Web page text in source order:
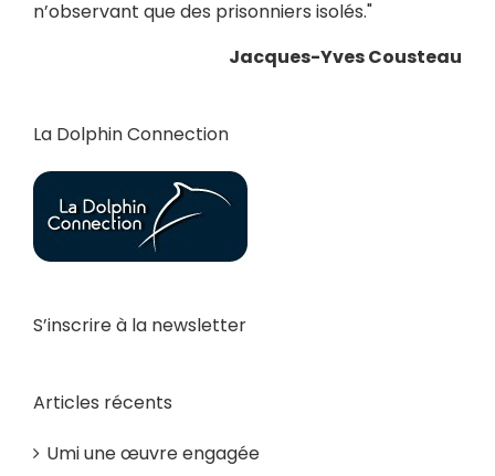
n’observant que des prisonniers isolés."
Jacques-Yves Cousteau
La Dolphin Connection
S’inscrire à la newsletter
Articles récents
Umi une œuvre engagée